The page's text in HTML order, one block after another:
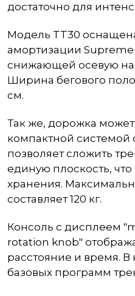
достаточно для
Модель TT30
амортизации Supreme
снижающей осевую
Ширина бегового
см.
Так же, дорожка может
компактной системой
позволяет сложить
единую плоскость,
хранения.
составляет 120 кг.
Консоль с дисплеем "
rotation knob"
расстояние и время. В
базовых программ